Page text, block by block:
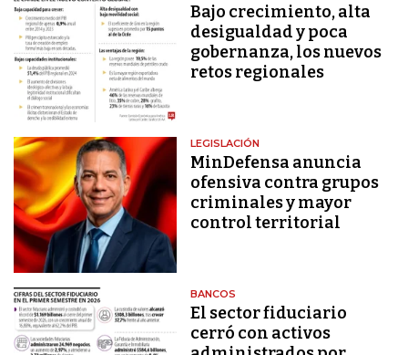
Bajo crecimiento, alta
desigualdad y poca
gobernanza, los nuevos
retos regionales
LEGISLACIÓN
MinDefensa anuncia
ofensiva contra grupos
criminales y mayor
control territorial
BANCOS
El sector fiduciario
cerró con activos